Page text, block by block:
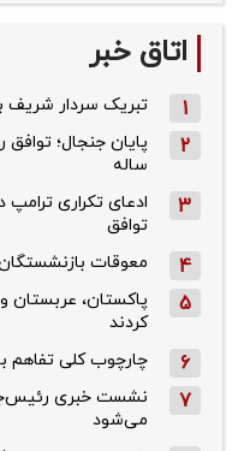
اتاق خبر
1 تبریک سردار شریف
2
ساله
3
ادعای تکراری ترامپ
توافق
4 معوقات
5
پاکستان، عربستان
کردند
6 چارچوب کلی
7
نشست خبری
می‌شود